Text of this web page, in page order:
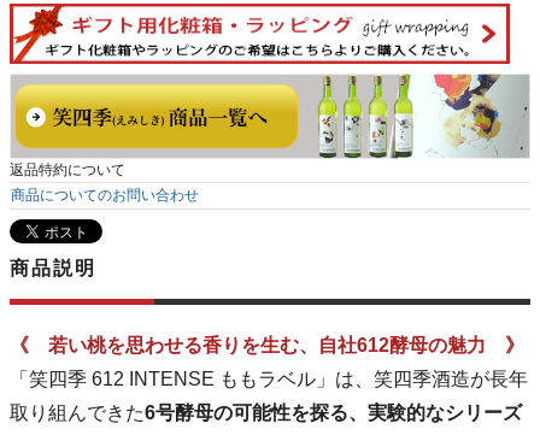
返品特約について
商品についてのお問い合わせ
商品説明
《 若い桃を思わせる香りを生む、自社612酵母の魅力 》
「笑四季 612 INTENSE ももラベル」は、笑四季酒造が長年
取り組んできた6号酵母の可能性を探る、実験的なシリーズ